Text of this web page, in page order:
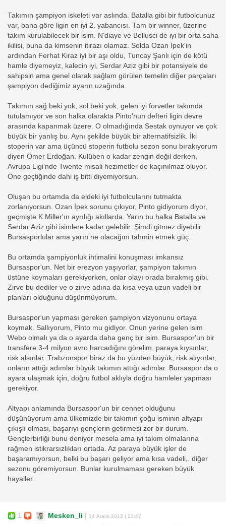
Takımın şampiyon iskeleti var aslında. Batalla gibi bir futbolcunuz
var, bana göre ligin en iyi 2. yabancısı. Tam bir winner, üzerine
takım kurulabilecek bir isim. N'diaye ve Bellusci de iyi bir orta saha
ikilisi, buna da kimsenin itirazı olamaz. Solda Ozan İpek'in
ardından Ferhat Kiraz iyi bir aşı oldu, Tuncay Şanlı için de kötü
hamle diyemeyiz, kalecin iyi, Serdar Aziz gibi bir potansiyele de
sahipsin ama genel olarak sağlam görülen temelin diğer parçaları
şampiyon dediğimiz ayarın uzağında.
Takımın sağ beki yok, sol beki yok, gelen iyi forvetler takımda
tutulamıyor ve son halka olarakta Pinto'nun defteri ligin devre
arasında kapanmak üzere. O olmadığında Sestak oynuyor ve çok
büyük bir yanlış bu. Aynı şekilde büyük bir alternatifsizlik. İki
stoperin var ama üçüncü stoperin futbolu sezon sonu bırakıyorum
diyen Ömer Erdoğan. Kulüben o kadar zengin değil derken,
Avrupa Ligi'nde Twente misali hezimetler de kaçınılmaz oluyor.
Öne geçtiğinde dahi iş bitti diyemiyorsun.
Oluşan bu ortamda da eldeki iyi futbolcularını tutmakta
zorlanıyorsun. Ozan İpek sorunu çıkıyor, Pinto gidiyorum diyor,
geçmişte K.Miller'ın ayrılığı akıllarda. Yarın bu halka Batalla ve
Serdar Aziz gibi isimlere kadar gelebilir. Şimdi gitmez diyebilir
Bursasporlular ama yarın ne olacağını tahmin etmek güç.
Bu ortamda şampiyonluk ihtimalini konuşması imkansız
Bursaspor'un. Net bir erezyon yaşıyorlar, şampiyon takımın
üstüne koymaları gerekiyorken, onlar olayı orada bırakmış gibi.
Zirve bu dediler ve o zirve adına da kısa veya uzun vadeli bir
planları olduğunu düşünmüyorum.
Bursaspor'un yapması gereken şampiyon vizyonunu ortaya
koymak. Sallıyorum, Pinto mu gidiyor. Onun yerine gelen isim
Webo olmalı ya da o ayarda daha genç bir isim. Bursaspor'un bir
transfere 3-4 milyon avro harcadığını görelim, paraya kıysınlar,
risk alsınlar. Trabzonspor biraz da bu yüzden büyük, risk alıyorlar,
onların attığı adımlar büyük takımın attığı adımlar. Bursaspor da o
ayara ulaşmak için, doğru futbol aklıyla doğru hamleler yapması
gerekiyor.
Altyapı anlamında Bursaspor'un bir cennet olduğunu
düşünüyorum ama ülkemizde bir takımın çoğu isminin altyapı
çıkışlı olması, başarıyı gençlerin getirmesi zor bir durum.
Gençlerbirliği bunu deniyor mesela ama iyi takım olmalarına
rağmen istikrarsızlıkları ortada. Az paraya büyük işler de
başaramıyorsun, belki bu başarı geliyor ama kısa vadeli,. diğer
sezonu göremiyorsun. Bunlar kurulmaması gereken büyük
hayaller.
1 Mesken_li | 14 Aralık 2012 | 23:47